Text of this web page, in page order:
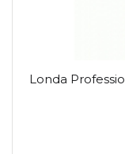
Londa